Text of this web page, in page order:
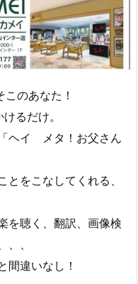
のあなた！
るだけ。
ヘイ メタ！お父さん
をこなしてくれる、
を聴く、翻訳、画像検
、
間違いなし！